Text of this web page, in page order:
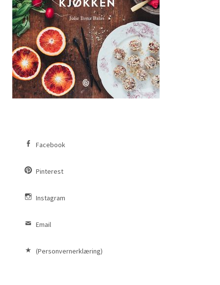
Facebook
Pinterest
Instagram
Email
(Personvernerklæring)